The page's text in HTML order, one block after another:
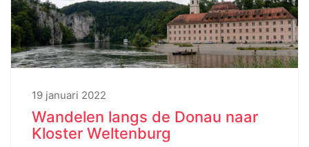
19 januari 2022
Wandelen langs de Donau naar
Kloster Weltenburg